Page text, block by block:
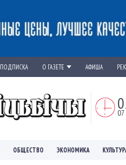
ПОДПИСКА О ГАЗЕТЕ АФИША
07
ОБЩЕСТВО ЭКОНОМИКА